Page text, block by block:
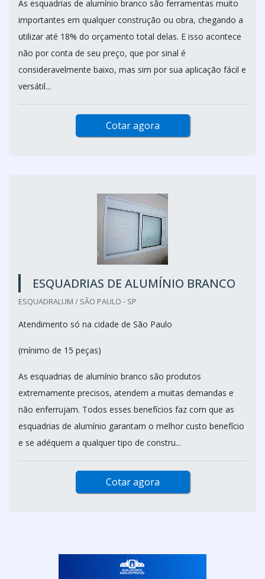
As esquadrias de alumínio branco são ferramentas muito
importantes em qualquer construção ou obra, chegando a
utilizar até 18% do orçamento total delas. E isso acontece
não por conta de seu preço, que por sinal é
consideravelmente baixo, mas sim por sua aplicação fácil e
versátil...
Cotar agora
ESQUADRIAS DE ALUMÍNIO BRANCO
ESQUADRALUM / SÃO PAULO - SP
Atendimento só na cidade de São Paulo
(mínimo de 15 peças)
As esquadrias de alumínio branco são produtos
extremamente precisos, atendem a muitas demandas e
não enferrujam. Todos esses benefícios faz com que as
esquadrias de alumínio garantam o melhor custo benefício
e se adéquem a qualquer tipo de constru...
Cotar agora